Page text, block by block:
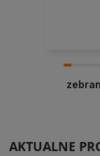
AKTUALNE